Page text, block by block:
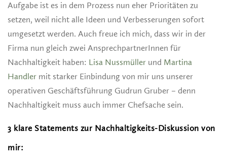
Aufgabe ist es in dem Prozess nun eher Prioritäten zu
setzen, weil nicht alle Ideen und Verbesserungen sofort
umgesetzt werden. Auch freue ich mich, dass wir in der
Firma nun gleich zwei AnsprechpartnerInnen für
Nachhaltigkeit haben: Lisa Nussmüller und Martina
Handler mit starker Einbindung von mir uns unserer
operativen Geschäftsführung Gudrun Gruber – denn
Nachhaltigkeit muss auch immer Chefsache sein.
3 klare Statements zur Nachhaltigkeits-Diskussion von
mir: